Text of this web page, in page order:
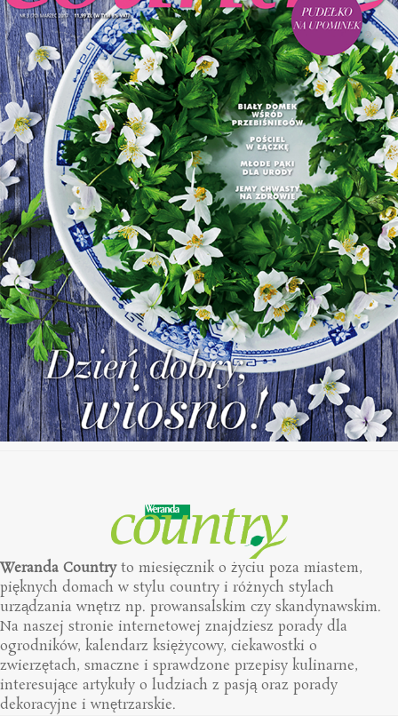
Weranda Countryto miesięcznik o życiu poza miastem,
pięknych domach w stylu country i różnych stylach
urządzania wnętrz np. prowansalskim czy skandynawskim.
Na naszej stronie internetowej znajdziesz porady dla
ogrodników, kalendarz księżycowy, ciekawostki o
zwierzętach, smaczne i sprawdzone przepisy kulinarne,
interesujące artykuły o ludziach z pasją oraz porady
dekoracyjne i wnętrzarskie.